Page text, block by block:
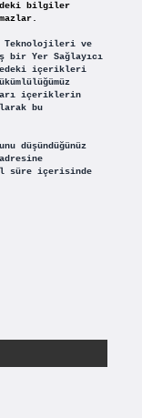
bilgiler
Teknolojileri ve
bir Yer Sağlayıcı
içerikleri
içeriklerin
bu
düşündüğünüz
süre içerisinde